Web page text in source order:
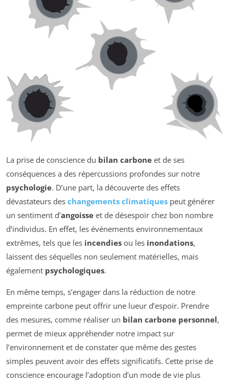
La prise de conscience du bilan carbone et de ses
conséquences a des répercussions profondes sur notre
psychologie. D’une part, la découverte des effets
dévastateurs des changements climatiques peut générer
un sentiment d’angoisse et de désespoir chez bon nombre
d’individus. En effet, les événements environnementaux
extrêmes, tels que les incendies ou les inondations,
laissent des séquelles non seulement matérielles, mais
également psychologiques.
En même temps, s’engager dans la réduction de notre
empreinte carbone peut offrir une lueur d’espoir. Prendre
des mesures, comme réaliser un bilan carbone personnel,
permet de mieux appréhender notre impact sur
l’environnement et de constater que même des gestes
simples peuvent avoir des effets significatifs. Cette prise de
conscience encourage l’adoption d’un mode de vie plus